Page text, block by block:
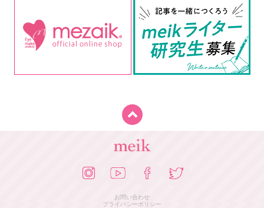
お問い合わせ
プライバシーポリシー